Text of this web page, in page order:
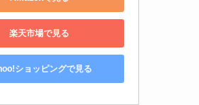
楽天市場で見る
ショッピングで見る